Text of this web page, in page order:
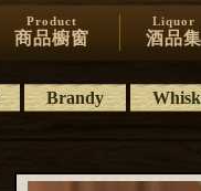
Product
商品櫥窗
Liquor
酒品集
Brandy